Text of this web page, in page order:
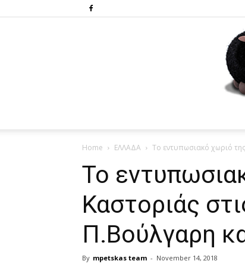
Home ΕΛΛΑΔΑ Το εντυπωσιακό χωριό
Το
Καστοριάς
Π.Βούλγαρη
By mpetskas team - November 14, 2018